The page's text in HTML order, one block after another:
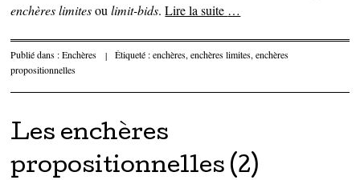
enchères limitesoulimit-bids.Lire la suite …
Publié dans :Enchères | Étiqueté :enchères,enchères limites,enchères
propositionnelles
Les enchères
propositionnelles (2)